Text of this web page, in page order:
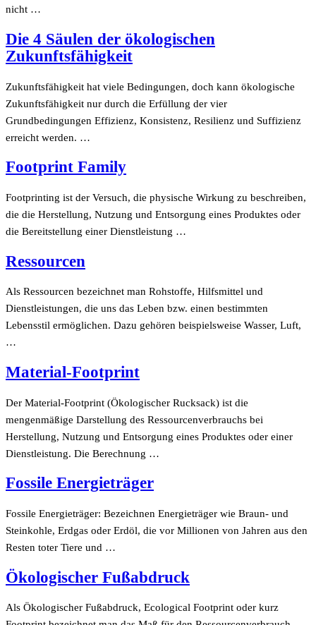
nicht …
Die 4 Säulen der ökologischen
Zukunftsfähigkeit
Zukunftsfähigkeit hat viele Bedingungen, doch kann ökologische
Zukunftsfähigkeit nur durch die Erfüllung der vier
Grundbedingungen Effizienz, Konsistenz, Resilienz und Suffizienz
erreicht werden. …
Footprint Family
Footprinting ist der Versuch, die physische Wirkung zu beschreiben,
die die Herstellung, Nutzung und Entsorgung eines Produktes oder
die Bereitstellung einer Dienstleistung …
Ressourcen
Als Ressourcen bezeichnet man Rohstoffe, Hilfsmittel und
Dienstleistungen, die uns das Leben bzw. einen bestimmten
Lebensstil ermöglichen. Dazu gehören beispielsweise Wasser, Luft,
…
Material-Footprint
Der Material-Footprint (Ökologischer Rucksack) ist die
mengenmäßige Darstellung des Ressourcenverbrauchs bei
Herstellung, Nutzung und Entsorgung eines Produktes oder einer
Dienstleistung. Die Berechnung …
Fossile Energieträger
Fossile Energieträger: Bezeichnen Energieträger wie Braun- und
Steinkohle, Erdgas oder Erdöl, die vor Millionen von Jahren aus den
Resten toter Tiere und …
Ökologischer Fußabdruck
Als Ökologischer Fußabdruck, Ecological Footprint oder kurz